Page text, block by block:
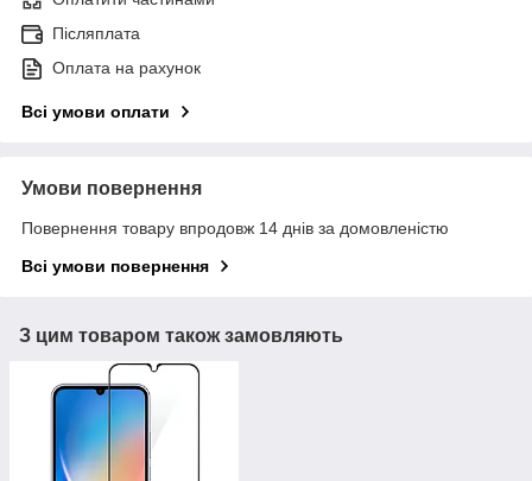
Післяплата
Оплата на рахунок
Всі умови оплати
Умови повернення
Повернення товару впродовж 14 днів за домовленістю
Всі умови повернення
З цим товаром також замовляють